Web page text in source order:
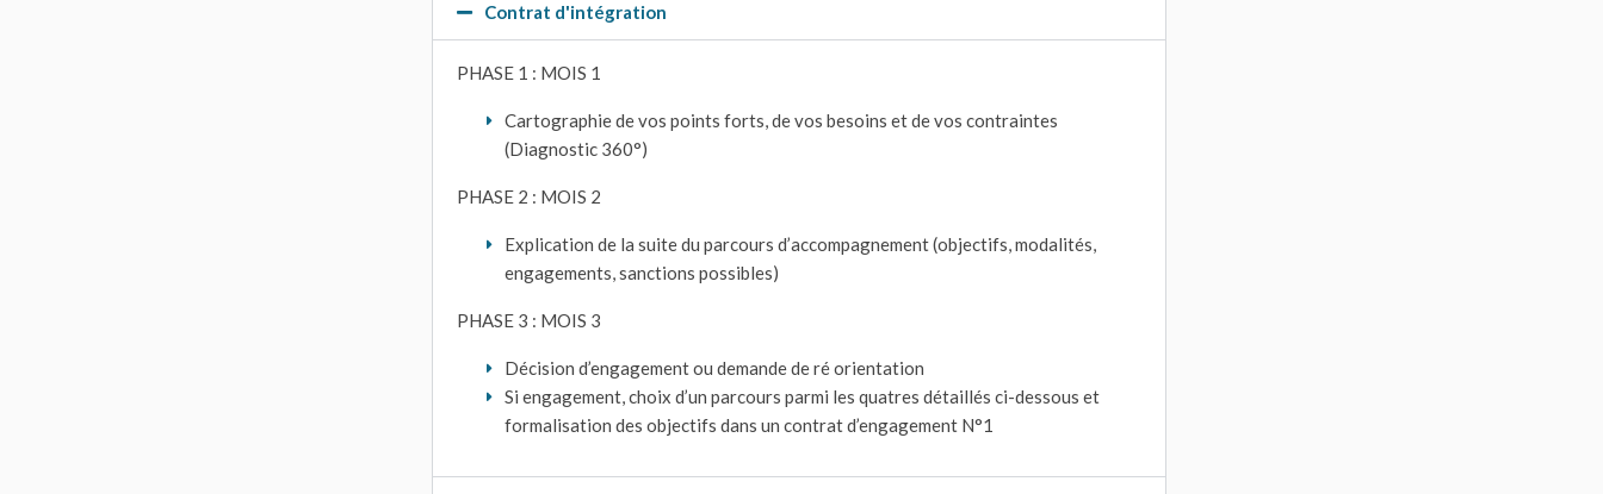
Contrat d'intégration
PHASE 1 : MOIS 1
Cartographie de vos points forts, de vos besoins et de vos contraintes
(Diagnostic 360°)
PHASE 2 : MOIS 2
Explication de la suite du parcours d’accompagnement (objectifs, modalités,
engagements, sanctions possibles)
PHASE 3 : MOIS 3
Décision d’engagement ou demande de ré orientation
Si engagement, choix d’un parcours parmi les quatres détaillés ci-dessous et
formalisation des objectifs dans un contrat d’engagement N°1